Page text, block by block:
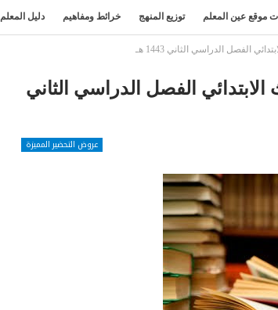
موقع عين المعلم توزيع المنهج خرائط ومفاهيم دليل المعلم
الفصل الدراسي الثاني 1443 هـ
الفصل الدراسي الثاني
عروض التحضير المميزة